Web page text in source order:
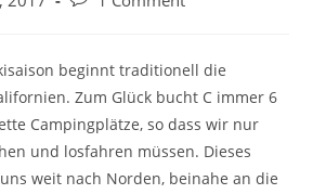
beginnt traditionell die
Zum Glück bucht C immer 6
Campingplätze, so dass wir nur
und losfahren müssen. Dieses
weit nach Norden, beinahe an die